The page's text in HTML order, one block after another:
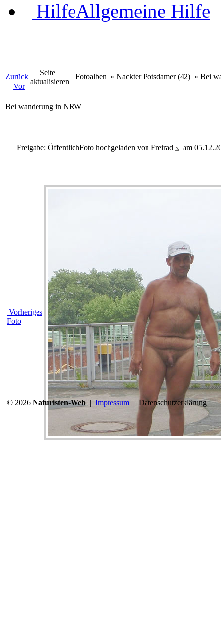
HilfeAllgemeine Hilfe
Zurück
Vor
Seite
aktualisieren
Fotoalben » Nackter Potsdamer (42) » Bei
Bei wanderung in NRW
Freigabe: ÖffentlichFoto hochgeladen von Freirad am
Vorheriges
Foto
© 2026 Naturisten-Web | Impressum | Datenschutzerklärung